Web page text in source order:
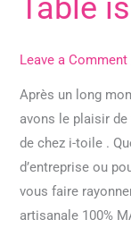
Leave a Comment
Après un long
avons le plaisir
de chez i-toile .
d’entreprise ou
vous faire
artisanale 100%
Round
is
available!